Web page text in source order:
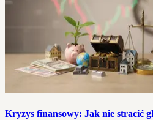
Kryzys finansowy: Jak nie stracić